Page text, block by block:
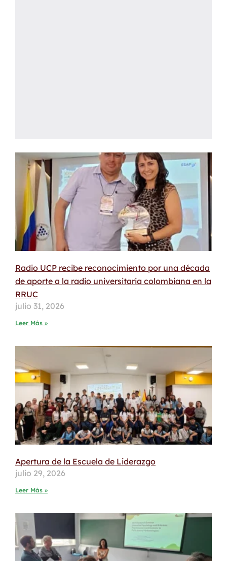
Radio UCP recibe reconocimiento por una década
de aporte a la radio universitaria colombiana en la
RRUC
julio 31, 2026
Leer Más »
Apertura de la Escuela de Liderazgo
julio 29, 2026
Leer Más »